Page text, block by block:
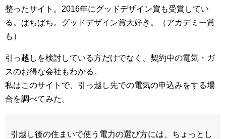
整ったサイト。2016年にグッドデザイン賞も受賞してい
る。ぱちぱち。グッドデザイン賞大好き。（アカデミー賞
も）
引っ越しを検討している方だけでなく、契約中の電気・ガ
スのお得な会社もわかる。
私はこのサイトで、引っ越し先での電気の申込みをする場
合を調べてみた。
引越し後の住まいで使う電力の選び方には、ちょっとし